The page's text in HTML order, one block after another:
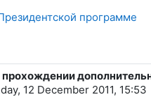
программе
12 December 2011, 15:53